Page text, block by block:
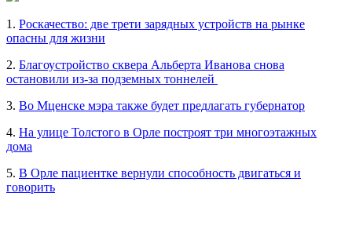
1. Роскачество: две трети зарядных устройств на рынке
опасны для жизни
2. Благоустройство сквера Альберта Иванова снова
остановили из-за подземных тоннелей
3. Во Мценске мэра также будет предлагать губернатор
4. На улице Толстого в Орле построят три многоэтажных
дома
5. В Орле пациентке вернули способность двигаться и
говорить